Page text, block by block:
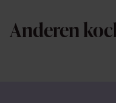
Anderen